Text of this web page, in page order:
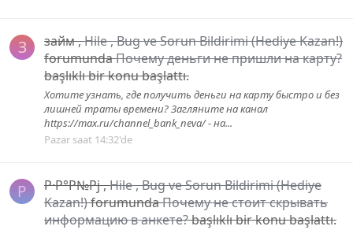
З займ,Hile , Bug ve Sorun Bildirimi (Hediye Kazan!)
forumundaПочему деньги не пришли на карту?
başlıklı bir konu başlattı.
Хотите узнать, где получить деньги на карту быстро и без
лишней траты времени? Загляните на канал
https://max.ru/channel_bank_neva/ - на...
Pazar saat 14:32'de
Р Р·Р°Р№Рј,Hile , Bug ve Sorun Bildirimi (Hediye
Kazan!)forumundaПочему не стоит скрывать
информацию в анкете?başlıklı bir konu başlattı.